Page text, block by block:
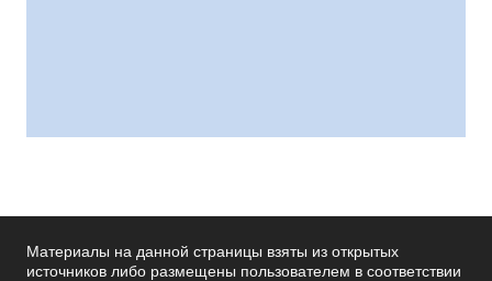
Материалы на данной страницы взяты из открытых
источников либо размещены пользователем в соответствии